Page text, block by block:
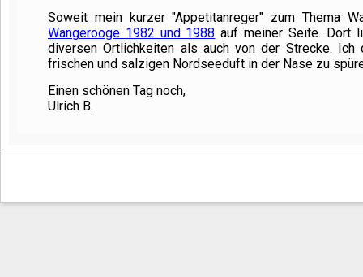
Soweit mein kurzer "Appetitanreger" zum Thema
Wangerooge 1982 und 1988 auf meiner Seite. Dort
diversen Örtlichkeiten als auch von der Strecke. Ich
frischen und salzigen Nordseeduft in der Nase zu
Einen schönen Tag noch,
Ulrich B.